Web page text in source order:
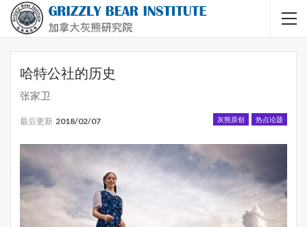
哈特公社的历史
张家卫
灰熊原创 热点论题
最后更新 2018/02/07